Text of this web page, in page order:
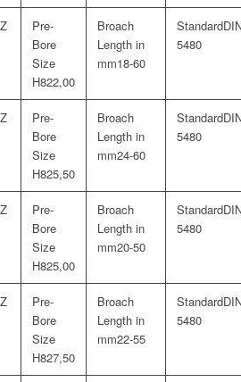
22,00
18-60
5480
25,50
24-60
5480
25,00
20-50
5480
27,50
22-55
5480